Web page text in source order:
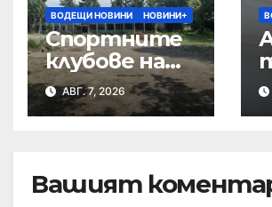
ВОДЕЩИ НОВИНИ НОВИНИ+
Спортните
клубове на
среща с
кмета за
полк
АВГ. 7, 2026
Вашият